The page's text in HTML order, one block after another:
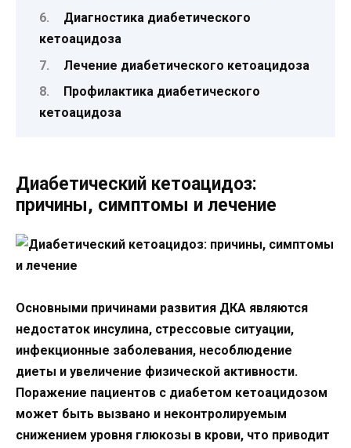
Диагностика диабетического
кетоацидоза
Лечение диабетического кетоацидоза
Профилактика диабетического
кетоацидоза
Диабетический кетоацидоз:
причины, симптомы и лечение
Основными причинами развития ДКА являются
недостаток инсулина, стрессовые ситуации,
инфекционные заболевания, несоблюдение
диеты и увеличение физической активности.
Поражение пациентов с диабетом кетоацидозом
может быть вызвано и неконтролируемым
снижением уровня глюкозы в крови, что приводит